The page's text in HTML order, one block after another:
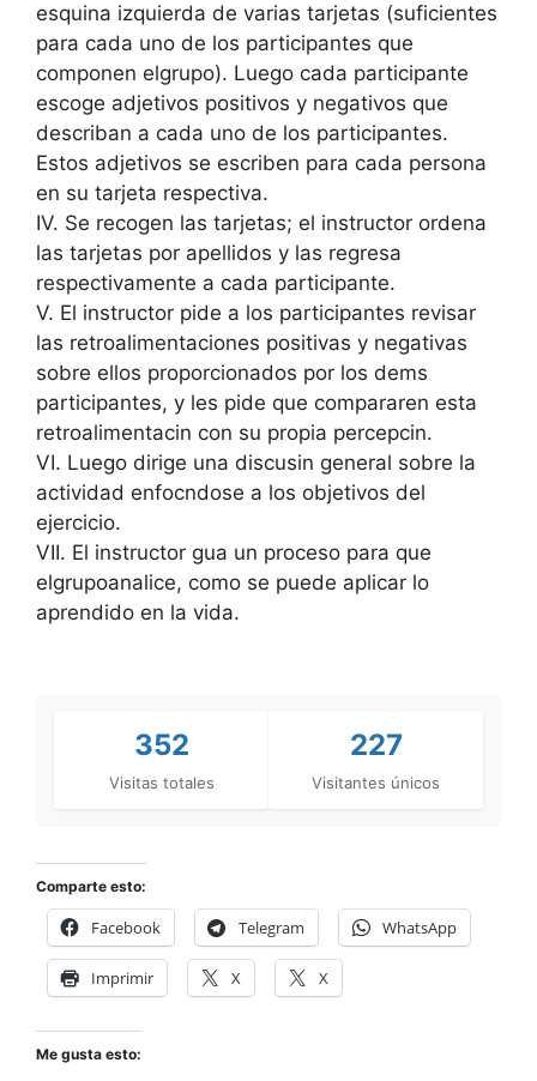
esquina izquierda de varias tarjetas (suficientes
para cada uno de los participantes que
componen elgrupo). Luego cada participante
escoge adjetivos positivos y negativos que
describan a cada uno de los participantes.
Estos adjetivos se escriben para cada persona
en su tarjeta respectiva.
IV. Se recogen las tarjetas; el instructor ordena
las tarjetas por apellidos y las regresa
respectivamente a cada participante.
V. El instructor pide a los participantes revisar
las retroalimentaciones positivas y negativas
sobre ellos proporcionados por los dems
participantes, y les pide que compararen esta
retroalimentacin con su propia percepcin.
VI. Luego dirige una discusin general sobre la
actividad enfocndose a los objetivos del
ejercicio.
VII. El instructor gua un proceso para que
elgrupoanalice, como se puede aplicar lo
aprendido en la vida.
352
Visitas totales
227
Visitantes únicos
Comparte esto:
Facebook Telegram WhatsApp
Imprimir X X
Me gusta esto: